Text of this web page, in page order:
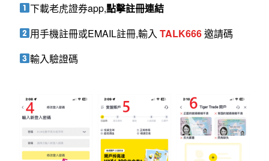
下載老虎證券app,點擊註冊連結
用手機註冊或EMAIL註冊,輸入TALK666邀請碼
輸入驗證碼